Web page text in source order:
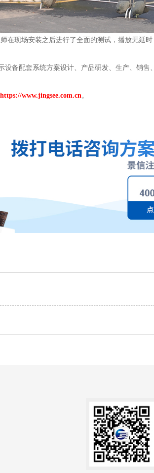
现场安装之后进行了全面的测试，播放无延
备配套系统方案设计、产品研发、生产、销售
https://www.jingsee.com.cn。